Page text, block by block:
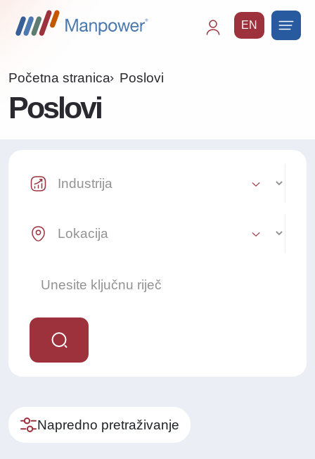
EN
Početna stranica Poslovi
Poslovi
Industry Select
Location Select
Napredno pretraživanje